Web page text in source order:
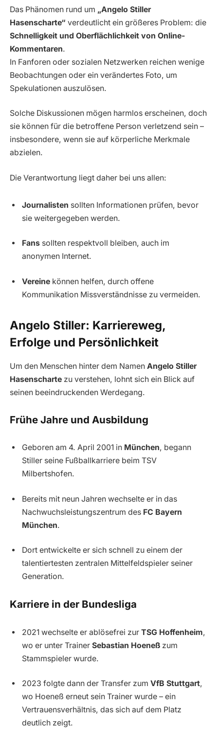
Das Phänomen rund um „Angelo Stiller
Hasenscharte“ verdeutlicht ein größeres Problem: die
Schnelligkeit und Oberflächlichkeit von Online-
Kommentaren.
In Fanforen oder sozialen Netzwerken reichen wenige
Beobachtungen oder ein verändertes Foto, um
Spekulationen auszulösen.
Solche Diskussionen mögen harmlos erscheinen, doch
sie können für die betroffene Person verletzend sein –
insbesondere, wenn sie auf körperliche Merkmale
abzielen.
Die Verantwortung liegt daher bei uns allen:
Journalisten sollten Informationen prüfen, bevor
sie weitergegeben werden.
Fans sollten respektvoll bleiben, auch im
anonymen Internet.
Vereine können helfen, durch offene
Kommunikation Missverständnisse zu vermeiden.
Angelo Stiller: Karriereweg,
Erfolge und Persönlichkeit
Um den Menschen hinter dem Namen Angelo Stiller
Hasenscharte zu verstehen, lohnt sich ein Blick auf
seinen beeindruckenden Werdegang.
Frühe Jahre und Ausbildung
Geboren am 4. April 2001 in München, begann
Stiller seine Fußballkarriere beim TSV
Milbertshofen.
Bereits mit neun Jahren wechselte er in das
Nachwuchsleistungszentrum des FC Bayern
München.
Dort entwickelte er sich schnell zu einem der
talentiertesten zentralen Mittelfeldspieler seiner
Generation.
Karriere in der Bundesliga
2021 wechselte er ablösefrei zur TSG Hoffenheim,
wo er unter Trainer Sebastian Hoeneß zum
Stammspieler wurde.
2023 folgte dann der Transfer zum VfB Stuttgart,
wo Hoeneß erneut sein Trainer wurde – ein
Vertrauensverhältnis, das sich auf dem Platz
deutlich zeigt.